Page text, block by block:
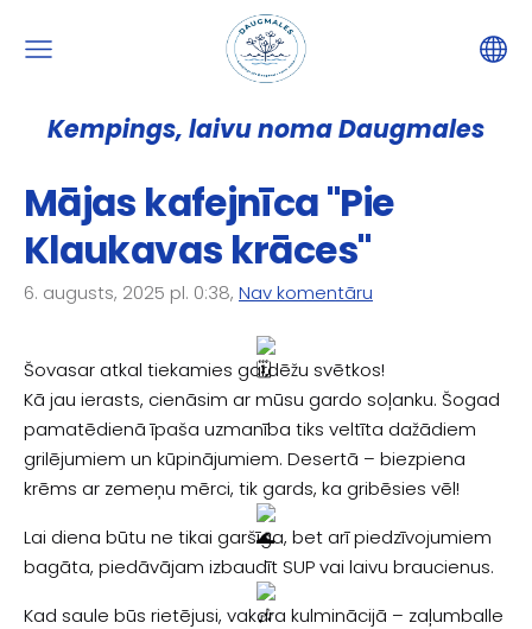
Kempings, laivu noma Daugmales
Mājas kafejnīca "Pie
Klaukavas krāces"
6. augusts, 2025 pl. 0:38, Nav komentāru
Šovasar atkal tiekamies gardēžu svētkos!
Kā jau ierasts, cienāsim ar mūsu gardo soļanku. Šogad
pamatēdienā īpaša uzmanība tiks veltīta dažādiem
grilējumiem un kūpinājumiem. Desertā – biezpiena
krēms ar zemeņu mērci, tik gards, ka gribēsies vēl!
Lai diena būtu ne tikai garšīga, bet arī piedzīvojumiem
bagāta, piedāvājam izbaudīt SUP vai laivu braucienus.
Kad saule būs rietējusi, vakara kulminācijā – zaļumballe